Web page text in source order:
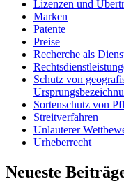
Lizenzen und
Marken
Patente
Preise
Recherche als
Schutz von
Sortenschutz von
Streitverfahren
Unlauterer
Urheberrecht
Neueste